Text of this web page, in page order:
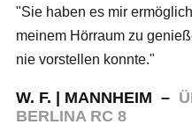
"Sie haben es mir
meinem Hörraum zu
nie vorstellen konnte."
W. F. | MANNHEIM –
BERLINA RC 8